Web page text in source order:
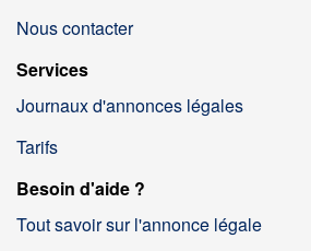
Nous contacter
Services
Journaux d'annonces légales
Tarifs
Besoin d'aide ?
Tout savoir sur l'annonce légale